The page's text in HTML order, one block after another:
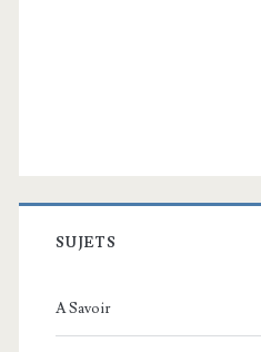
SUJETS
A Savoir